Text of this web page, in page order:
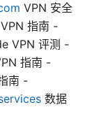
VPN 安全
指南 -
VPN 评测 -
指南 -
南 -
数据